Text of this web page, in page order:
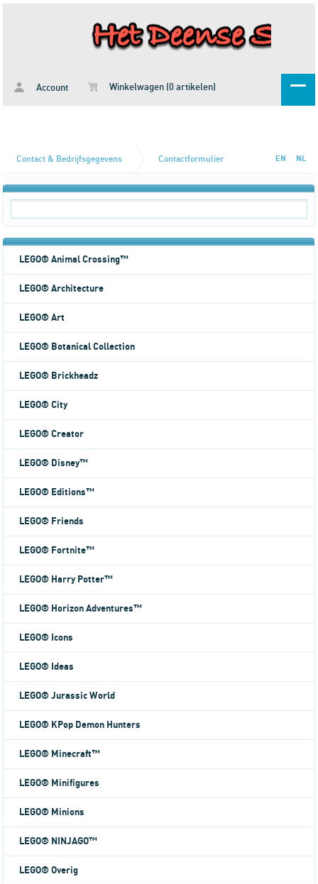
Account Winkelwagen (0 artikelen)
Contact & Bedrijfsgegevens Contactformulier EN NL
LEGO® Animal Crossing™
LEGO® Architecture
LEGO® Art
LEGO® Botanical Collection
LEGO® Brickheadz
LEGO® City
LEGO® Creator
LEGO® Disney™
LEGO® Editions™
LEGO® Friends
LEGO® Fortnite™
LEGO® Harry Potter™
LEGO® Horizon Adventures™
LEGO® Icons
LEGO® Ideas
LEGO® Jurassic World
LEGO® KPop Demon Hunters
LEGO® Minecraft™
LEGO® Minifigures
LEGO® Minions
LEGO® NINJAGO™
LEGO® Overig